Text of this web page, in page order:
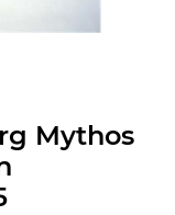
Mythos